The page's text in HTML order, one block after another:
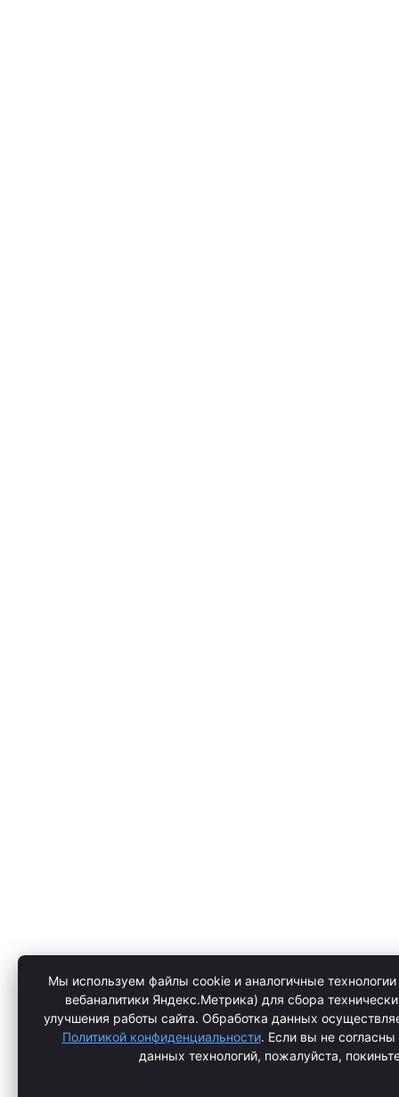
Мы используем файлы cookie и аналогичные
вебаналитики Яндекс.Метрика) для сбора
улучшения работы сайта. Обработка данных
Политикой конфиденциальности. Если вы не
данных технологий, пожалуйста,